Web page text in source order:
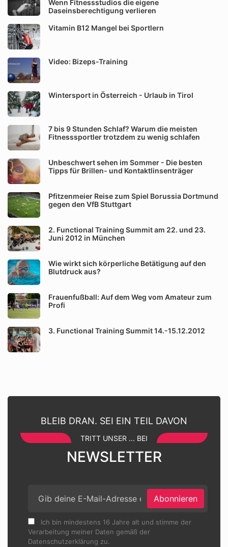
Wenn Fitnessstudios die eigene
Daseinsberechtigung verlieren
Vitamin B12 Mangel bei Sportlern
Video: Bizeps-Training
Wintersport in Österreich - Urlaub in Tirol
7 bis 9 Stunden Schlaf? Warum die meisten
Fitnesssportler trotzdem zu wenig schlafen
Unbeschwert sehen im Sommer - Die besten
Tipps für Brillen- und Kontaktlinsenträger
Pfitzenmeier Reise zum Spiel Borussia Dortmund
gegen den VfB Stuttgart
2. Functional Training Summit am 22. und 23.
Juni 2012 in München
Wie wirkt sich körperliche Betätigung auf den
Blutdruck aus?
Frauenfußball: Auf dem Weg vom Amateur zum
Profi
3. Functional Training Summit 14.-15.12.2012
BLEIB DRAN. SEI EIN TEIL DAVON
TRITT UNSER ... BEI
NEWSLETTER
Abonnieren
Ich bin mindestens 16 Jahre alt und stimme der
Verarbeitung meiner Daten gemäß der
Datenschutzerklärung zu.